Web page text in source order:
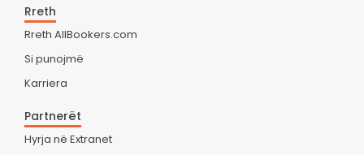
Rreth
Rreth AllBookers.com
Si punojmë
Karriera
Partnerët
Hyrja në Extranet